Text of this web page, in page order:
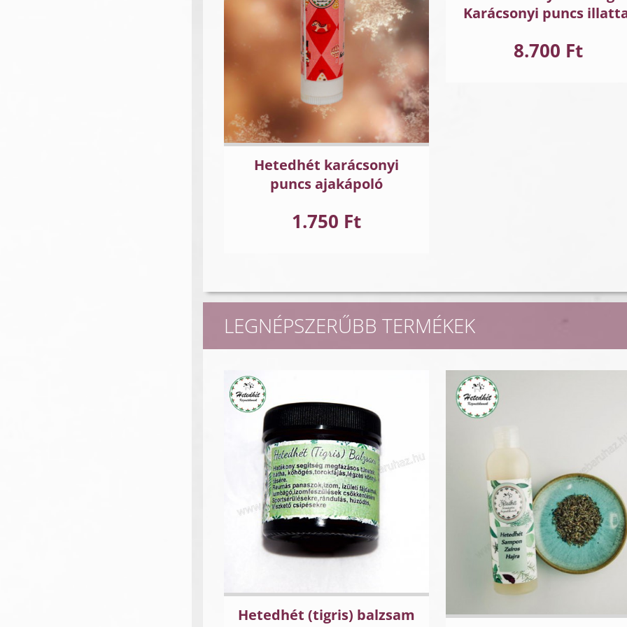
Hetedhét karácsonyi
puncs ajakápoló
1.750 Ft
Karácsonyi puncs
8.700 Ft
LEGNÉPSZERŰBB TERMÉKEK
Hetedhét (tigris) balzsam